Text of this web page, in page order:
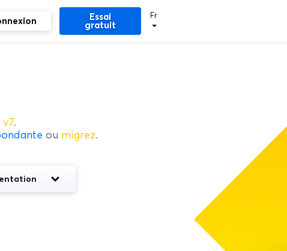
Essai
gratuit
Fr
.
ou migrez.